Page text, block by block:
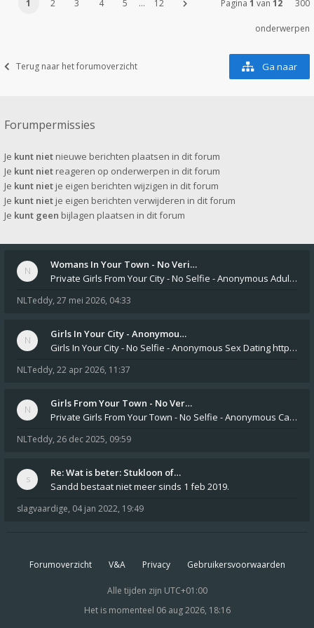
1 2 3 4 5 … 12 Pagina 1 van 12 300
onderwerpen
Terug naar het forumoverzicht Ga naar
Forumpermissies
Je kunt niet nieuwe berichten plaatsen in dit forum
Je kunt niet reageren op onderwerpen in dit forum
Je kunt niet je eigen berichten wijzigen in dit forum
Je kunt niet je eigen berichten verwijderen in dit forum
Je kunt geen bijlagen plaatsen in dit forum
Womans In Your Town - No Veri…
Private Girls From Your City - No Selfie - Anonymous Adult Dating https://privatedates.live Private Girls In Your
NLTeddy, 27 mei 2026, 04:33
Girls In Your City - Anonymou…
Girls In Your City - No Selfie - Anonymous Sex Dating https://SecretPrivat.com Womens In Your Town - Anonymous S
NLTeddy, 22 apr 2026, 11:37
Girls From Your Town - No Ver…
Private Girls From Your Town - No Selfie - Anonymous Casual Dating https://PrivateLadyEscorts.com Private Lady In
NLTeddy, 26 dec 2025, 09:59
Re: Wat is beter: Stukloon of…
Sandd bestaat niet meer sinds 1 feb 2019.
slagvaardige, 04 jan 2022, 19:49
Forumoverzicht V&A Privacy Gebruikersvoorwaarden
Alle tijden zijn UTC+01:00
Het is momenteel 06 aug 2026, 18:16